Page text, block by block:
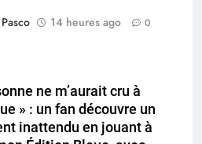
14 heures ago 0
ne m’aurait cru à
» : un fan découvre un
inattendu en jouant à